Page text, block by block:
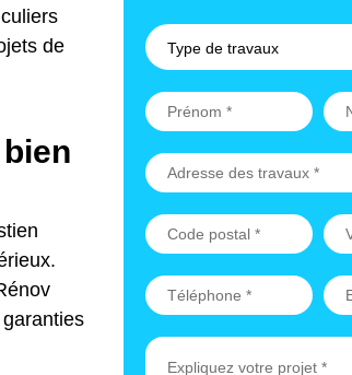
de
Type de travaux